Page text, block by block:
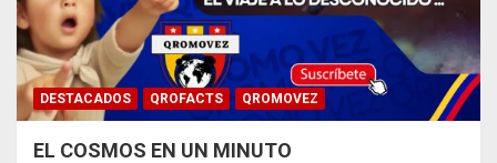
DESTACADOS QROFACTS QROMOVEZ
EL COSMOS EN UN MINUTO